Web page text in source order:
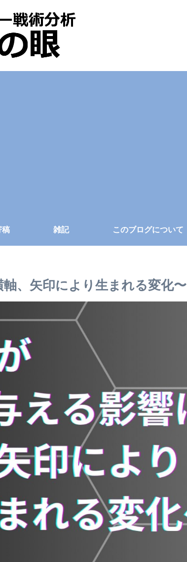
稿 雑記 このブログについて
、矢印により生まれる変化〜